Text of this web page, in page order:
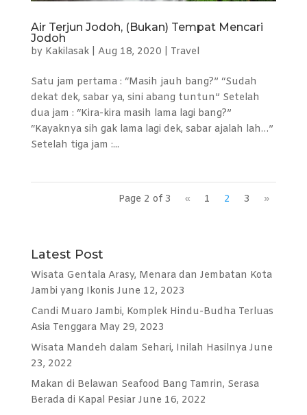
Air Terjun Jodoh, (Bukan) Tempat Mencari
Jodoh
by Kakilasak| Aug 18, 2020 Travel
Satu jam pertama : “Masih jauh bang?” “Sudah
dekat dek, sabar ya, sini abang tuntun” Setelah
dua jam : “Kira-kira masih lama lagi bang?”
“Kayaknya sih gak lama lagi dek, sabar ajalah lah…”
Setelah tiga jam :...
Page 2 of 3 « 1 2 3 »
Latest Post
Wisata Gentala Arasy, Menara dan Jembatan Kota
Jambi yang Ikonis June 12, 2023
Candi Muaro Jambi, Komplek Hindu-Budha Terluas
Asia Tenggara May 29, 2023
Wisata Mandeh dalam Sehari, Inilah Hasilnya June
23, 2022
Makan di Belawan Seafood Bang Tamrin, Serasa
Berada di Kapal Pesiar June 16, 2022